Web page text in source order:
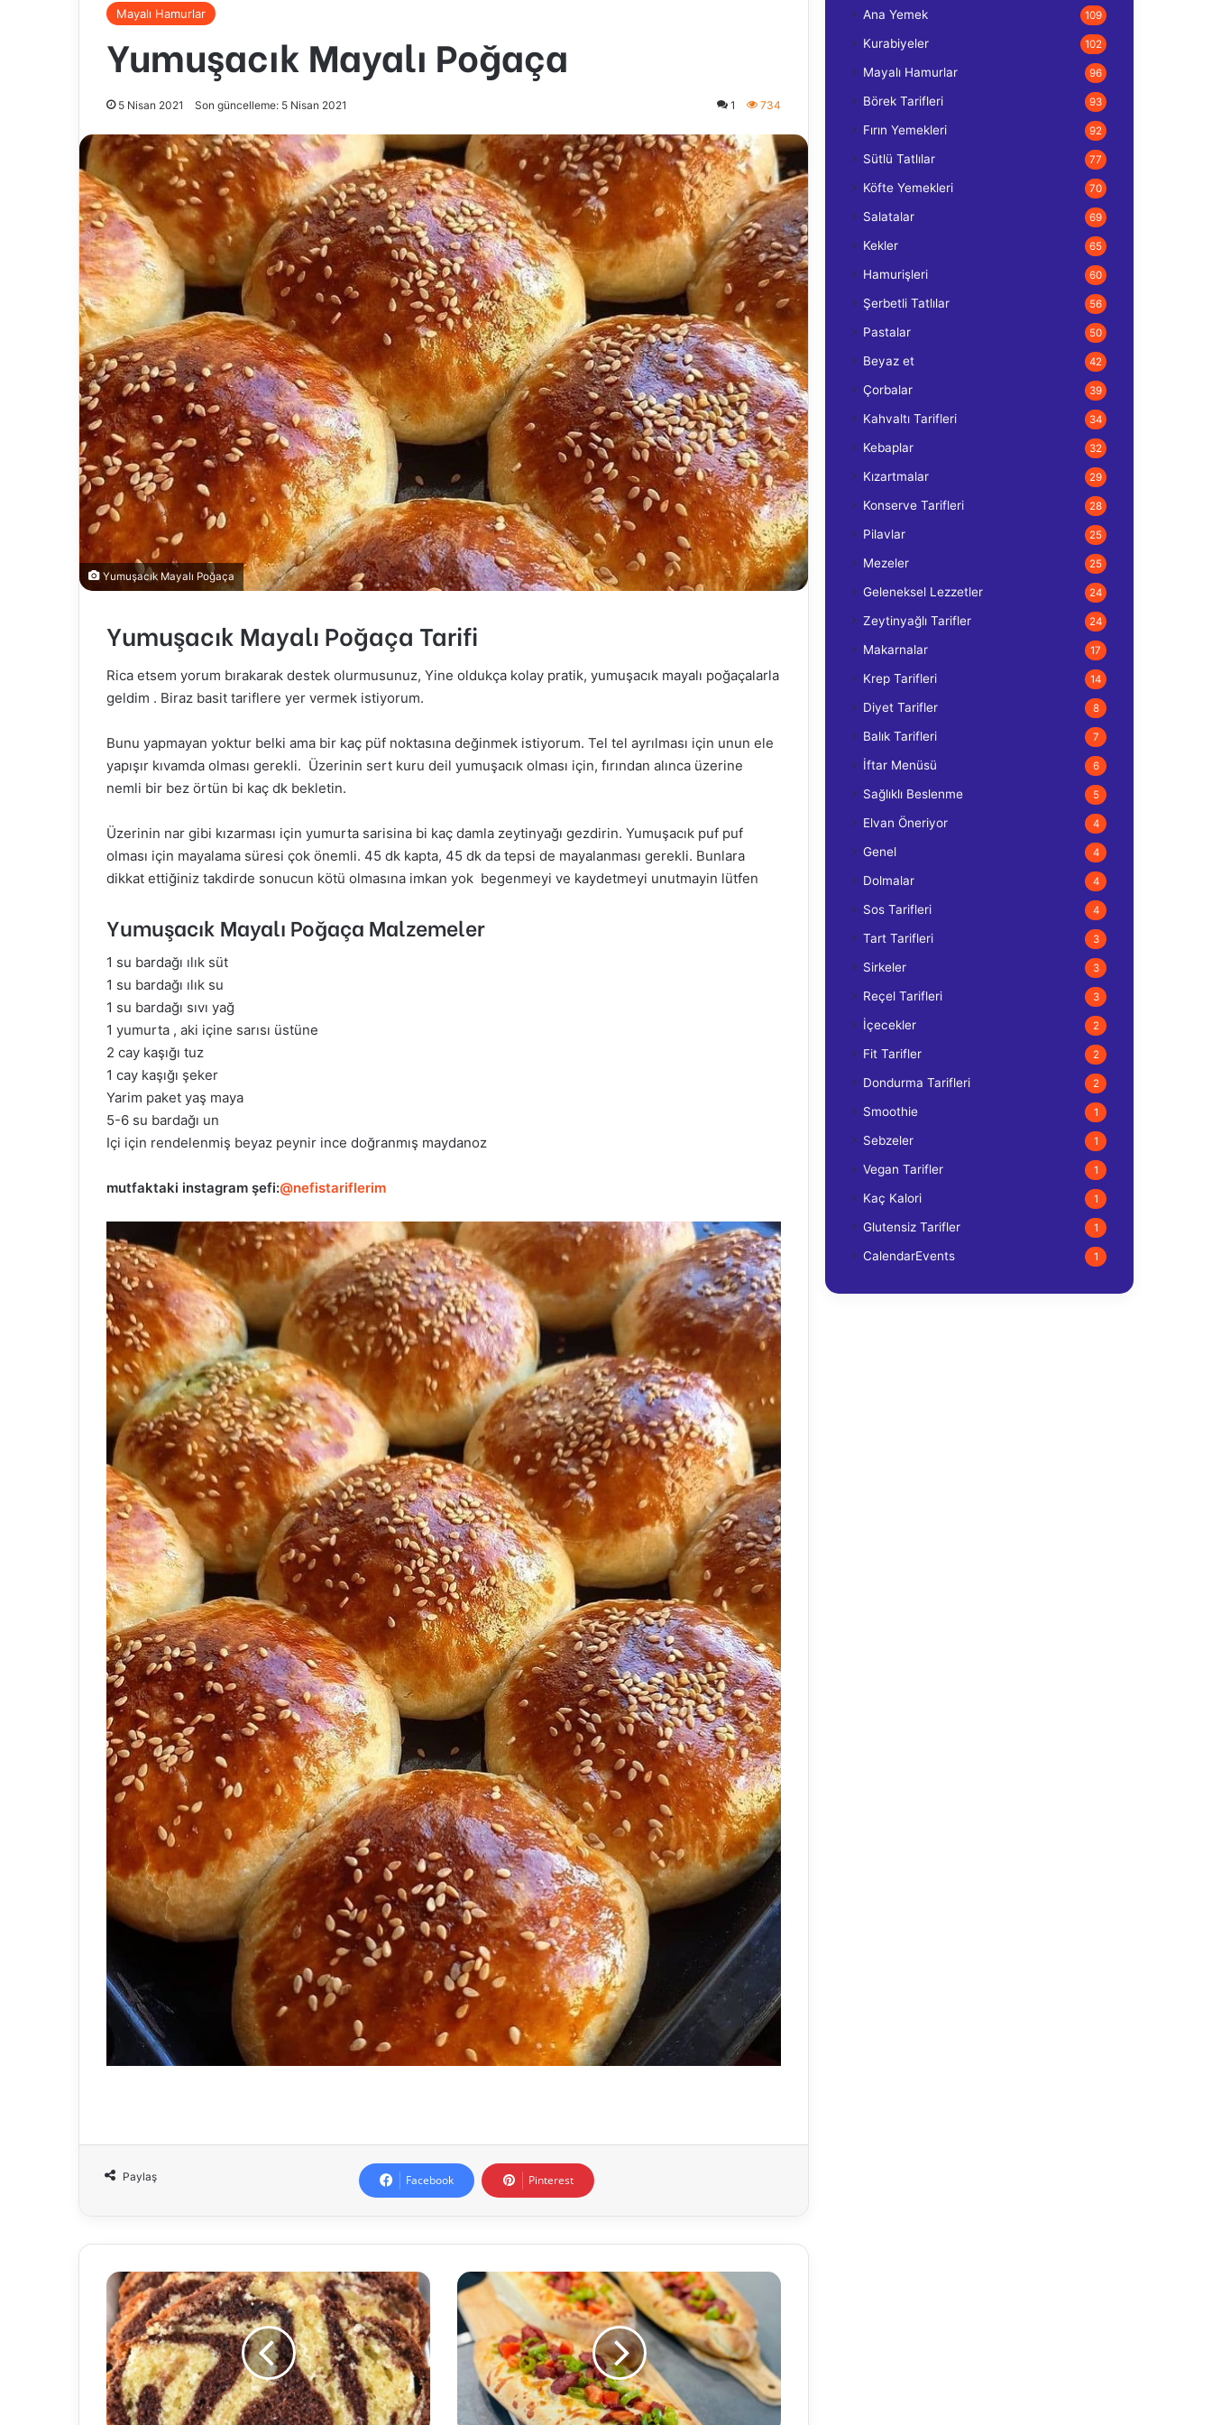
Mayalı Hamurlar
Yumuşacık Mayalı Poğaça
5 Nisan 2021 Son güncelleme: 5 Nisan 2021 1 734
Yumuşacık Mayalı Poğaça
Yumuşacık Mayalı Poğaça Tarifi
Rica etsem yorum bırakarak destek olurmusunuz, Yine oldukça kolay pratik, yumuşacık mayalı poğaçalarla
geldim . Biraz basit tariflere yer vermek istiyorum.
Bunu yapmayan yoktur belki ama bir kaç püf noktasına değinmek istiyorum. Tel tel ayrılması için unun ele
yapışır kıvamda olması gerekli. Üzerinin sert kuru deil yumuşacık olması için, fırından alınca üzerine
nemli bir bez örtün bi kaç dk bekletin.
Üzerinin nar gibi kızarması için yumurta sarisina bi kaç damla zeytinyağı gezdirin. Yumuşacık puf puf
olması için mayalama süresi çok önemli. 45 dk kapta, 45 dk da tepsi de mayalanması gerekli. Bunlara
dikkat ettiğiniz takdirde sonucun kötü olmasına imkan yok begenmeyi ve kaydetmeyi unutmayin lütfen
Yumuşacık Mayalı Poğaça Malzemeler
1 su bardağı ılık süt
1 su bardağı ılık su
1 su bardağı sıvı yağ
1 yumurta , aki içine sarısı üstüne
2 cay kaşığı tuz
1 cay kaşığı şeker
Yarim paket yaş maya
5-6 su bardağı un
Içi için rendelenmiş beyaz peynir ince doğranmış maydanoz
mutfaktaki instagram şefi:@nefistariflerim
Paylaş Facebook Pinterest
Starbucks
Mozaik
Kek
Kahvaltılık
Sucuklu
Ekmek
Ana Yemek 109
Kurabiyeler 102
Mayalı Hamurlar 96
Börek Tarifleri 93
Fırın Yemekleri 92
Sütlü Tatlılar 77
Köfte Yemekleri 70
Salatalar 69
Kekler 65
Hamurişleri 60
Şerbetli Tatlılar 56
Pastalar 50
Beyaz et 42
Çorbalar 39
Kahvaltı Tarifleri 34
Kebaplar 32
Kızartmalar 29
Konserve Tarifleri 28
Pilavlar 25
Mezeler 25
Geleneksel Lezzetler 24
Zeytinyağlı Tarifler 24
Makarnalar 17
Krep Tarifleri 14
Diyet Tarifler 8
Balık Tarifleri 7
İftar Menüsü 6
Sağlıklı Beslenme 5
Elvan Öneriyor 4
Genel 4
Dolmalar 4
Sos Tarifleri 4
Tart Tarifleri 3
Sirkeler 3
Reçel Tarifleri 3
İçecekler 2
Fit Tarifler 2
Dondurma Tarifleri 2
Smoothie 1
Sebzeler 1
Vegan Tarifler 1
Kaç Kalori 1
Glutensiz Tarifler 1
CalendarEvents 1